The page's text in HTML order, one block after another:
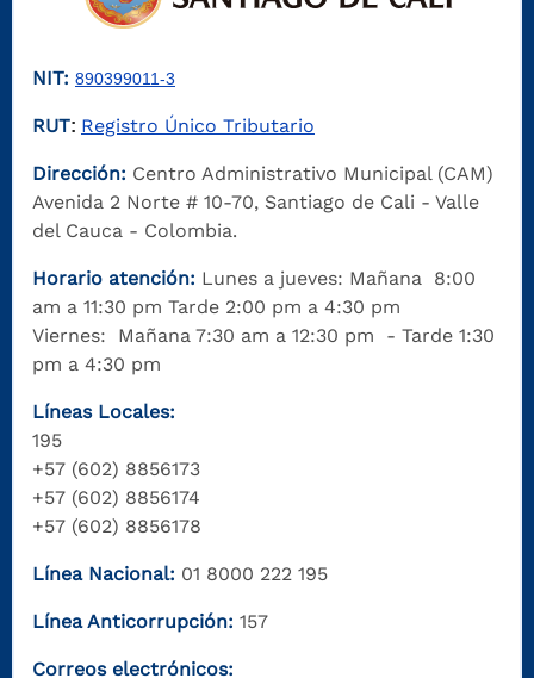
NIT: 890399011-3
RUT: Registro Único Tributario
Dirección: Centro Administrativo Municipal (CAM)
Avenida 2 Norte # 10-70, Santiago de Cali - Valle
del Cauca - Colombia.
Horario atención: Lunes a jueves: Mañana 8:00
am a 11:30 pm Tarde 2:00 pm a 4:30 pm
Viernes: Mañana 7:30 am a 12:30 pm - Tarde 1:30
pm a 4:30 pm
Líneas Locales:
195
+57 (602) 8856173
+57 (602) 8856174
+57 (602) 8856178
Línea Nacional: 01 8000 222 195
Línea Anticorrupción: 157
Correos electrónicos: